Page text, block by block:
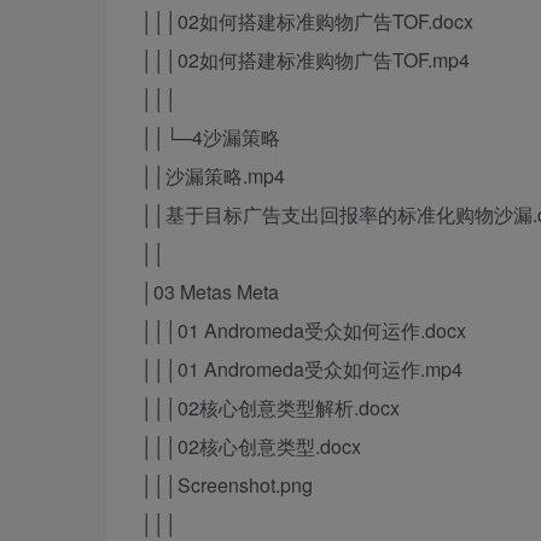
│││02如何搭建标准购物广告TOF.docx
│││02如何搭建标准购物广告TOF.mp4
││└─4沙漏策略
││沙漏策略.mp4
││基于目标广告支出回报率的标准化购物沙漏
│03 Metas Meta
│││01 Andromeda受众如何运作.docx
│││01 Andromeda受众如何运作.mp4
│││02核心创意类型解析.docx
│││02核心创意类型.docx
│││Screenshot.png